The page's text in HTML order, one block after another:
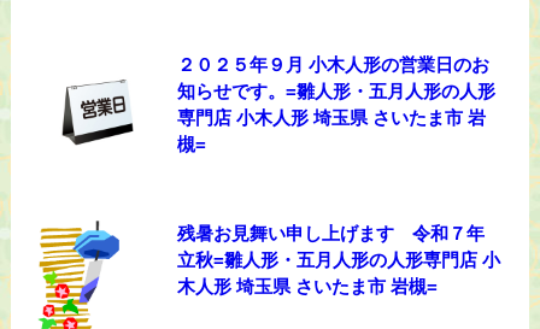
２０２５年９月 小木人形の営業日のお
知らせです。=雛人形・五月人形の人形
専門店 小木人形 埼玉県 さいたま市 岩
槻=
残暑お見舞い申し上げます 令和７年
立秋=雛人形・五月人形の人形専門店 小
木人形 埼玉県 さいたま市 岩槻=